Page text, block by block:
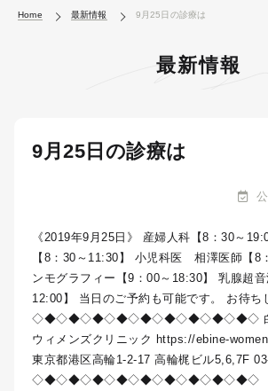
Home 最新情報 9月25日の診療は
最新情報
9月25日の診療は
《2019年9月25日》 産婦人科【8：30～
【8：30～11:30】 小児科医 相澤医師【8
ンモグラフィー【9：00～18:30】 乳腺超音
12:00】 当日のご予約も可能です。 お待
◇◆◇◆◇◆◇◆◇◆◇◆◇◆◇◆◇◆◇
ウィメンズクリニック https://ebine-
東京都港区高輪1-2-17 高輪梶ビル5,6,7F
◇◆◇◆◇◆◇◆◇◆◇◆◇◆◇◆◇◆◇